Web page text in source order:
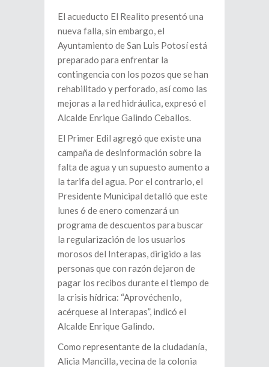
El acueducto El Realito presentó una
nueva falla, sin embargo, el
Ayuntamiento de San Luis Potosí está
preparado para enfrentar la
contingencia con los pozos que se han
rehabilitado y perforado, así como las
mejoras a la red hidráulica, expresó el
Alcalde Enrique Galindo Ceballos.
El Primer Edil agregó que existe una
campaña de desinformación sobre la
falta de agua y un supuesto aumento a
la tarifa del agua. Por el contrario, el
Presidente Municipal detalló que este
lunes 6 de enero comenzará un
programa de descuentos para buscar
la regularización de los usuarios
morosos del Interapas, dirigido a las
personas que con razón dejaron de
pagar los recibos durante el tiempo de
la crisis hídrica: “Aprovéchenlo,
acérquese al Interapas”, indicó el
Alcalde Enrique Galindo.
Como representante de la ciudadanía,
Alicia Mancilla, vecina de la colonia